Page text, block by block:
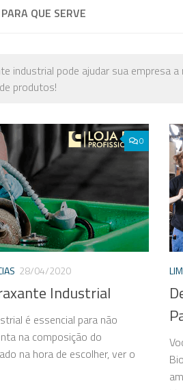
QUE SERVE
industrial pode ajudar sua empresa
produtos!
0
28/04/2020
Industrial
é essencial para não
na composição do
na hora de escolher, ver o